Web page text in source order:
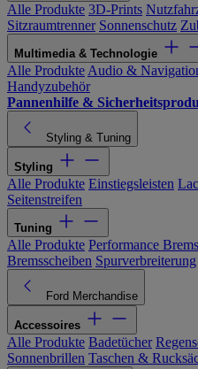
Alle Produkte 3D-Prints
Sitzraumtrenner Sonnenschutz
Multimedia & Technologie
Alle Produkte Audio &
Handyzubehör
Pannenhilfe &
Styling & Tuning
Styling
Alle Produkte Einstiegsleisten
Seitenstreifen
Tuning
Alle Produkte Performance
Bremsscheiben Spurverbreiterung
Ford Merchandise
Accessoires
Alle Produkte Badetücher
Sonnenbrillen Taschen &